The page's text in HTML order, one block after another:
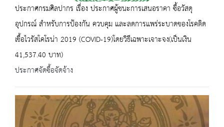
ประกาศกรมศิลปากร เรื่อง ประกาศผู้ชนะการเสนอราคา ซื้อวัสดุ
อุปกรณ์ สำหรับการป้องกัน ควบคุม และลดการแพร่ระบาดของโรคติด
เชื้อไวรัสโคโรน่า 2019 (COVID-19)โดยวิธีเฉพาะเจาะจง(เป็นเงิน
41,537.40 บาท)
ประกาศจัดซื้อจัดจ้าง